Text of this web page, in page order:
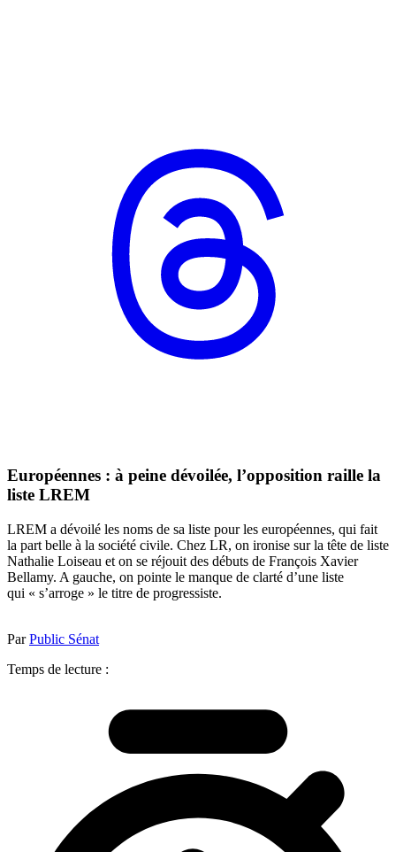
Européennes : à peine dévoilée, l’opposition raille la
liste LREM
LREM a dévoilé les noms de sa liste pour les européennes, qui fait
la part belle à la société civile. Chez LR, on ironise sur la tête de liste
Nathalie Loiseau et on se réjouit des débuts de François Xavier
Bellamy. A gauche, on pointe le manque de clarté d’une liste
qui « s’arroge » le titre de progressiste.
ParPublic Sénat
Temps de lecture :